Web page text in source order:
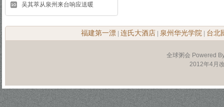
吴其萃从泉州来台响应送暖
福建第一漂 连氏大酒店 泉州华光学院 台北
全球粥会 Powered
2012年4月